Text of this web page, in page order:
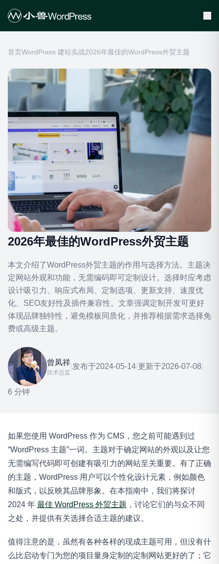
首页WordPress 建站实战2026年最佳的WordPress外贸主题
2026年最佳的WordPress外贸主题
本文介绍了WordPress外贸主题的作用与选择方法。主题决
定网站外观和功能，无需编码即可定制设计。选择时应考虑
设计吸引力、响应式布局、定制选项、更新支持、速度优
化、SEO友好性及插件兼容性。文章强调定制开发可更好
体现品牌独特性，避免模板同质化，并推荐根据需求选择免
费或高级主题。
曾凤祥
技术总监
|发布于2024-05-14|更新于2026-07-08|
6 分钟
如果您使用 WordPress 作为 CMS，您之前可能遇到过
“WordPress 主题”一词。主题对于确定网站的外观以及让您
无需编写代码即可创建有吸引力的网站至关重要。有了正确
的主题，WordPress 用户可以个性化设计元素，例如颜色
和版式，以反映其品牌形象。在本指南中，我们将探讨
2024 年 最佳 WordPress 外贸主题 ，讨论它们的与众不同
之处，并提供有关选择合适主题的建议。
值得注意的是，虽然有各种各样的现成主题可用，但没有什
么比启动专门为您的项目量身定制的定制网站更好的了；它